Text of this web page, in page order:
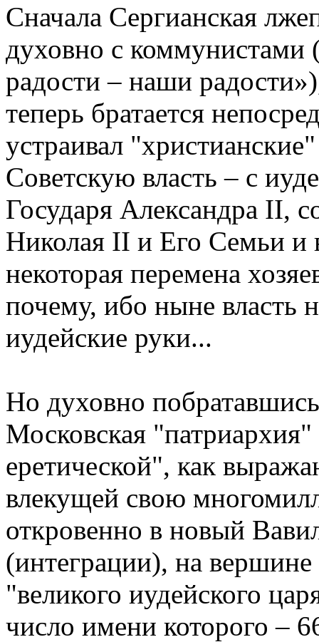
Сначала Сергианская
духовно с коммунистами
радости – наши
теперь братается
устраивал
Советскую власть – с
Государя Александра II,
Николая II и Его Семьи и
некоторая перемена
почему, ибо ныне власть
иудейские руки...
Но духовно
Московская "патриархия"
еретической", как
влекущей свою
откровенно в новый
(интеграции), на вершине
"великого иудейского
число имени которого –